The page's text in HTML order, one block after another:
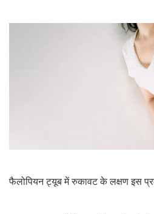
फैलोपियन ट्यूब में रुकावट के लक्षण इस